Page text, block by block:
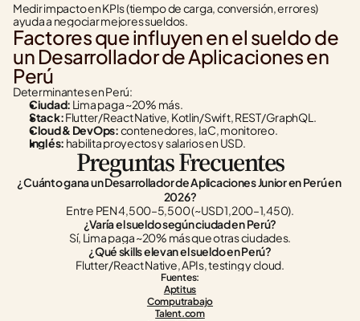
Medir impacto en KPIs (tiempo de carga, conversión, errores)
ayuda a negociar mejores sueldos.
Factores que influyen en el sueldo de
un Desarrollador de Aplicaciones en
Perú
Determinantes en Perú:
Ciudad: Lima paga ~20% más.
Stack: Flutter/React Native, Kotlin/Swift, REST/GraphQL.
Cloud & DevOps: contenedores, IaC, monitoreo.
Inglés: habilita proyectos y salarios en USD.
Preguntas Frecuentes
¿Cuánto gana un Desarrollador de Aplicaciones Junior en Perú en
2026?
Entre PEN 4,500–5,500 (~USD 1,200–1,450).
¿Varía el sueldo según ciudad en Perú?
Sí, Lima paga ~20% más que otras ciudades.
¿Qué skills elevan el sueldo en Perú?
Flutter/React Native, APIs, testing y cloud.
Fuentes:
Aptitus
Computrabajo
Talent.com